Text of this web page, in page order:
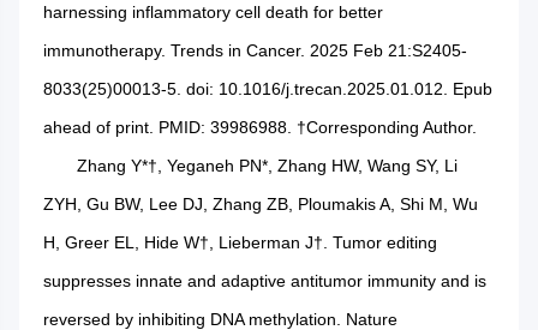
harnessing inflammatory cell death for better
immunotherapy. Trends in Cancer. 2025 Feb 21:S2405-
8033(25)00013-5. doi: 10.1016/j.trecan.2025.01.012. Epub
ahead of print. PMID: 39986988. †Corresponding Author.
Zhang Y*†, Yeganeh PN*, Zhang HW, Wang SY, Li
ZYH, Gu BW, Lee DJ, Zhang ZB, Ploumakis A, Shi M, Wu
H, Greer EL, Hide W†, Lieberman J†. Tumor editing
suppresses innate and adaptive antitumor immunity and is
reversed by inhibiting DNA methylation. Nature